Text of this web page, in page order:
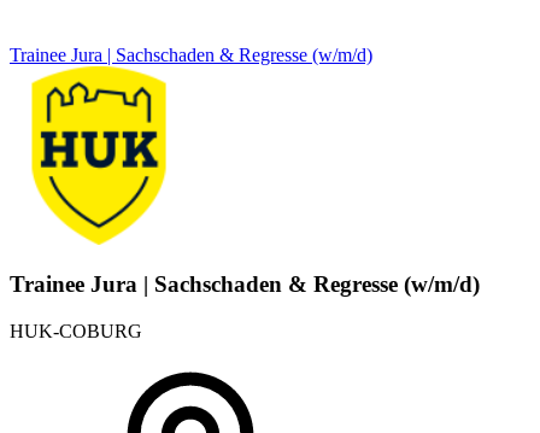
Trainee Jura | Sachschaden & Regresse (w/m/d)
Trainee Jura | Sachschaden & Regresse (w/m/d)
HUK-COBURG